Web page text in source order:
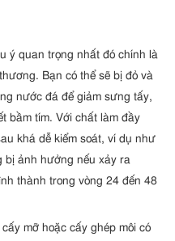
ý quan trọng nhất đó chính là
Bạn có thể sẽ bị đỏ và
nước đá để giảm sưng tấy,
bầm tím. Với chất làm đầy
khá dễ kiểm soát, ví dụ như
bị ảnh hưởng nếu xảy ra
thành trong vòng 24 đến 48
mỡ hoặc cấy ghép môi có